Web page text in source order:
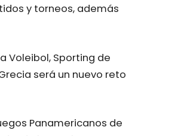
y torneos, además
Voleibol, Sporting de
será un nuevo reto
Panamericanos de